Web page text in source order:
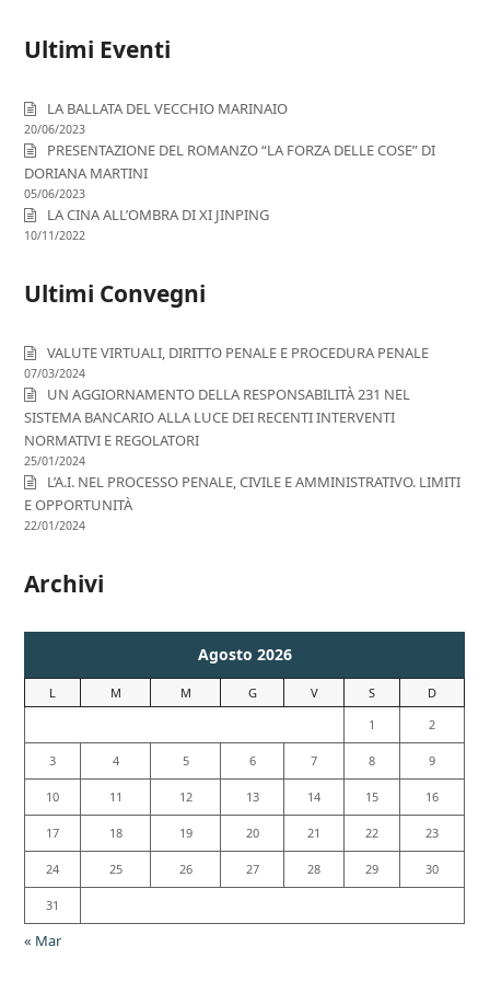
Ultimi Eventi
LA BALLATA DEL VECCHIO MARINAIO
20/06/2023
PRESENTAZIONE DEL ROMANZO “LA FORZA DELLE COSE” DI
DORIANA MARTINI
05/06/2023
LA CINA ALL’OMBRA DI XI JINPING
10/11/2022
Ultimi Convegni
VALUTE VIRTUALI, DIRITTO PENALE E PROCEDURA PENALE
07/03/2024
UN AGGIORNAMENTO DELLA RESPONSABILITÀ 231 NEL
SISTEMA BANCARIO ALLA LUCE DEI RECENTI INTERVENTI
NORMATIVI E REGOLATORI
25/01/2024
L’A.I. NEL PROCESSO PENALE, CIVILE E AMMINISTRATIVO. LIMITI
E OPPORTUNITÀ
22/01/2024
Archivi
Agosto 2026
L M M G V S
D
1
2
3 4 5 6 7 8 9
10 11 12 13 14 15 16
17 18 19 20 21 22 23
24 25 26 27 28 29 30
31
« Mar